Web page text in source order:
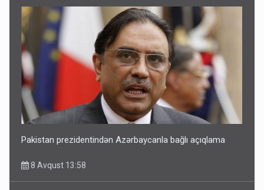
Pakistan prezidentindən Azərbaycanla bağlı açıqlama
8 Avqust 13:58